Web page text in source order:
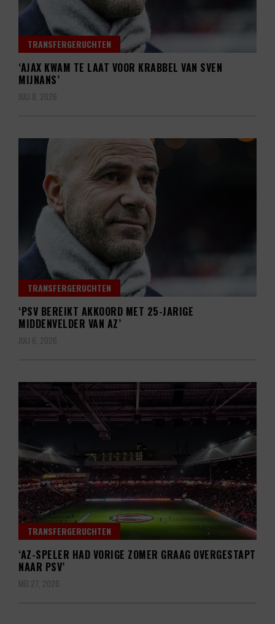
TRANSFERGERUCHTEN
‘AJAX KWAM TE LAAT VOOR KRABBEL VAN SVEN
MIJNANS’
JULI 8, 2026
TRANSFERGERUCHTEN
‘PSV BEREIKT AKKOORD MET 25-JARIGE
MIDDENVELDER VAN AZ’
JULI 6, 2026
TRANSFERGERUCHTEN
‘AZ-SPELER HAD VORIGE ZOMER GRAAG OVERGESTAPT
NAAR PSV’
MEI 27, 2026